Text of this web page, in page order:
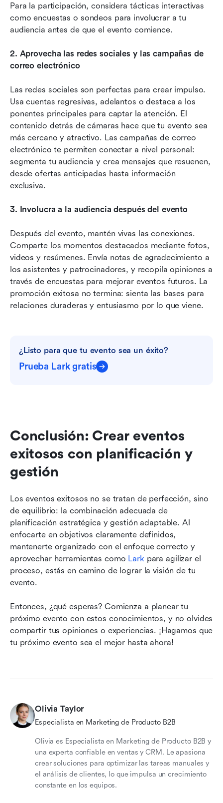
Para la participación, considera tácticas interactivas
como encuestas o sondeos para involucrar a tu
audiencia antes de que el evento comience.
2. Aprovecha las redes sociales y las campañas de
correo electrónico
Las redes sociales son perfectas para crear impulso.
Usa cuentas regresivas, adelantos o destaca a los
ponentes principales para captar la atención. El
contenido detrás de cámaras hace que tu evento sea
más cercano y atractivo. Las campañas de correo
electrónico te permiten conectar a nivel personal:
segmenta tu audiencia y crea mensajes que resuenen,
desde ofertas anticipadas hasta información
exclusiva.
3. Involucra a la audiencia después del evento
Después del evento, mantén vivas las conexiones.
Comparte los momentos destacados mediante fotos,
videos y resúmenes. Envía notas de agradecimiento a
los asistentes y patrocinadores, y recopila opiniones a
través de encuestas para mejorar eventos futuros. La
promoción exitosa no termina: sienta las bases para
relaciones duraderas y entusiasmo por lo que viene.
¿Listo para que tu evento sea un éxito?
Prueba Lark gratis
Conclusión: Crear eventos
exitosos con planificación y
gestión
Los eventos exitosos no se tratan de perfección, sino
de equilibrio: la combinación adecuada de
planificación estratégica y gestión adaptable. Al
enfocarte en objetivos claramente definidos,
mantenerte organizado con el enfoque correcto y
aprovechar herramientas como Lark para agilizar el
proceso, estás en camino de lograr la visión de tu
evento.
Entonces, ¿qué esperas? Comienza a planear tu
próximo evento con estos conocimientos, y no olvides
compartir tus opiniones o experiencias. ¡Hagamos que
tu próximo evento sea el mejor hasta ahora!
Olivia Taylor
Especialista en Marketing de Producto B2B
Olivia es Especialista en Marketing de Producto B2B y
una experta confiable en ventas y CRM. Le apasiona
crear soluciones para optimizar las tareas manuales y
el análisis de clientes, lo que impulsa un crecimiento
constante en los equipos.